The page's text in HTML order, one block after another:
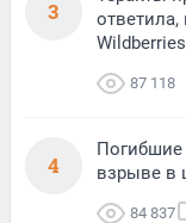
3
Wildberries
87 118
4
Погибшие
взрыве в
84 837